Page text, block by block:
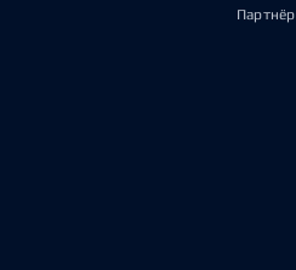
Партнёр